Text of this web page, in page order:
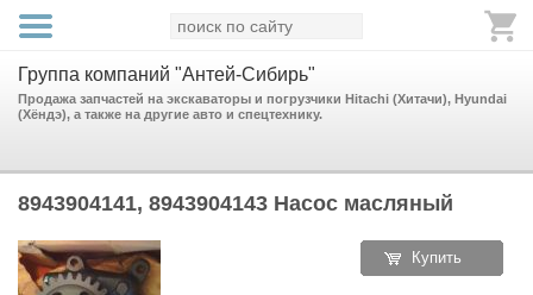
Группа компаний "Антей-Сибирь"
Продажа запчастей на экскаваторы и погрузчики Hitachi (Хитачи), Hyundai
(Хёндэ), а также на другие авто и спецтехнику.
8943904141, 8943904143 Насос масляный
Купить